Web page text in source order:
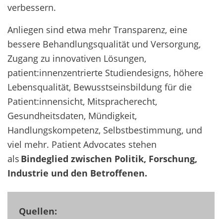
verbessern.
Anliegen sind etwa mehr Transparenz, eine
bessere Behandlungsqualität und Versorgung,
Zugang zu innovativen Lösungen,
patient:innenzentrierte Studiendesigns, höhere
Lebensqualität, Bewusstseinsbildung für die
Patient:innensicht, Mitspracherecht,
Gesundheitsdaten, Mündigkeit,
Handlungskompetenz, Selbstbestimmung, und
viel mehr. Patient Advocates stehen
als Bindeglied zwischen Politik, Forschung,
Industrie und den Betroffenen.
Quellen: